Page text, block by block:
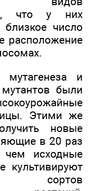
что у них
число
расположение
мутагенеза и
были
Этими же
новые
в 20 раз
чем исходные